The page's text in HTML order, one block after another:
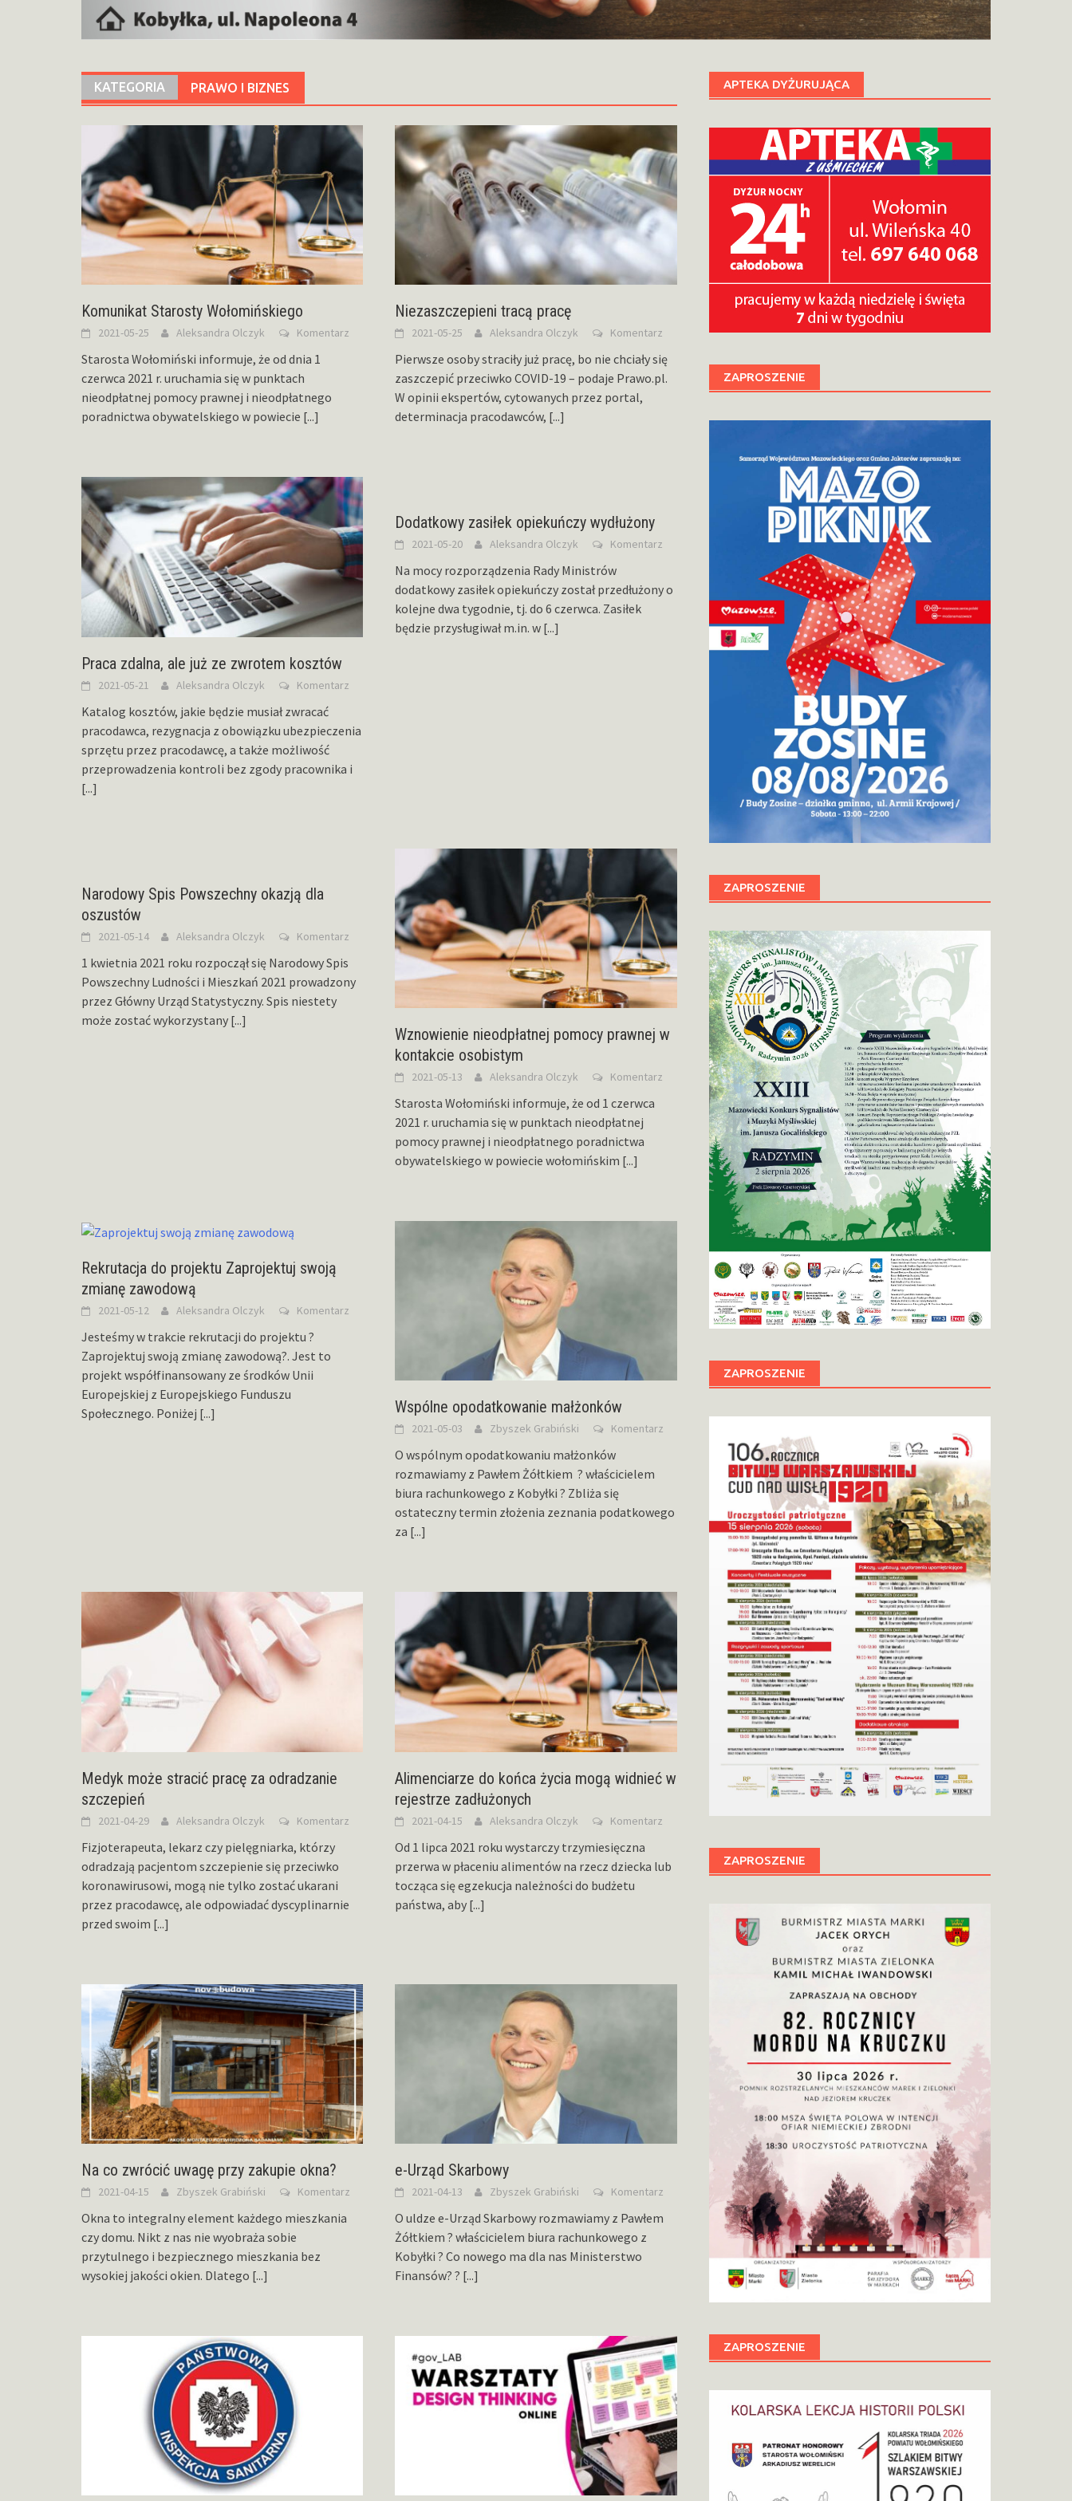
KATEGORIA PRAWO I BIZNES
Komunikat Starosty Wołomińskiego
2021-05-25 Aleksandra Olczyk Komentarz
Starosta Wołomiński informuje, że od dnia 1
czerwca 2021 r. uruchamia się w punktach
nieodpłatnej pomocy prawnej i nieodpłatnego
poradnictwa obywatelskiego w powiecie [...]
Niezaszczepieni tracą pracę
2021-05-25 Aleksandra Olczyk Komentarz
Pierwsze osoby straciły już pracę, bo nie chciały się
zaszczepić przeciwko COVID-19 – podaje Prawo.pl.
W opinii ekspertów, cytowanych przez portal,
determinacja pracodawców, [...]
Praca zdalna, ale już ze zwrotem kosztów
2021-05-21 Aleksandra Olczyk Komentarz
Katalog kosztów, jakie będzie musiał zwracać
pracodawca, rezygnacja z obowiązku ubezpieczenia
sprzętu przez pracodawcę, a także możliwość
przeprowadzenia kontroli bez zgody pracownika i
[...]
Dodatkowy zasiłek opiekuńczy wydłużony
2021-05-20 Aleksandra Olczyk Komentarz
Na mocy rozporządzenia Rady Ministrów
dodatkowy zasiłek opiekuńczy został przedłużony o
kolejne dwa tygodnie, tj. do 6 czerwca. Zasiłek
będzie przysługiwał m.in. w [...]
Narodowy Spis Powszechny okazją dla
oszustów
2021-05-14 Aleksandra Olczyk Komentarz
1 kwietnia 2021 roku rozpoczął się Narodowy Spis
Powszechny Ludności i Mieszkań 2021 prowadzony
przez Główny Urząd Statystyczny. Spis niestety
może zostać wykorzystany [...]
Wznowienie nieodpłatnej pomocy prawnej w
kontakcie osobistym
2021-05-13 Aleksandra Olczyk Komentarz
Starosta Wołomiński informuje, że od 1 czerwca
2021 r. uruchamia się w punktach nieodpłatnej
pomocy prawnej i nieodpłatnego poradnictwa
obywatelskiego w powiecie wołomińskim [...]
Rekrutacja do projektu Zaprojektuj swoją
zmianę zawodową
2021-05-12 Aleksandra Olczyk Komentarz
Jesteśmy w trakcie rekrutacji do projektu ?
Zaprojektuj swoją zmianę zawodową?. Jest to
projekt współfinansowany ze środków Unii
Europejskiej z Europejskiego Funduszu
Społecznego. Poniżej [...] Wspólne opodatkowanie małżonków
2021-05-03 Zbyszek Grabiński Komentarz
O wspólnym opodatkowaniu małżonków
rozmawiamy z Pawłem Żółtkiem ? właścicielem
biura rachunkowego z Kobyłki ? Zbliża się
ostateczny termin złożenia zeznania podatkowego
za [...]
Medyk może stracić pracę za odradzanie
szczepień
2021-04-29 Aleksandra Olczyk Komentarz
Fizjoterapeuta, lekarz czy pielęgniarka, którzy
odradzają pacjentom szczepienie się przeciwko
koronawirusowi, mogą nie tylko zostać ukarani
przez pracodawcę, ale odpowiadać dyscyplinarnie
przed swoim [...]
Alimenciarze do końca życia mogą widnieć w
rejestrze zadłużonych
2021-04-15 Aleksandra Olczyk Komentarz
Od 1 lipca 2021 roku wystarczy trzymiesięczna
przerwa w płaceniu alimentów na rzecz dziecka lub
tocząca się egzekucja należności do budżetu
państwa, aby [...]
Na co zwrócić uwagę przy zakupie okna?
2021-04-15 Zbyszek Grabiński Komentarz
Okna to integralny element każdego mieszkania
czy domu. Nikt z nas nie wyobraża sobie
przytulnego i bezpiecznego mieszkania bez
wysokiej jakości okien. Dlatego [...]
e-Urząd Skarbowy
2021-04-13 Zbyszek Grabiński Komentarz
O uldze e-Urząd Skarbowy rozmawiamy z Pawłem
Żółtkiem ? właścicielem biura rachunkowego z
Kobyłki ? Co nowego ma dla nas Ministerstwo
Finansów? ? [...]
APTEKA DYŻURUJĄCA
ZAPROSZENIE
ZAPROSZENIE
ZAPROSZENIE
ZAPROSZENIE
ZAPROSZENIE